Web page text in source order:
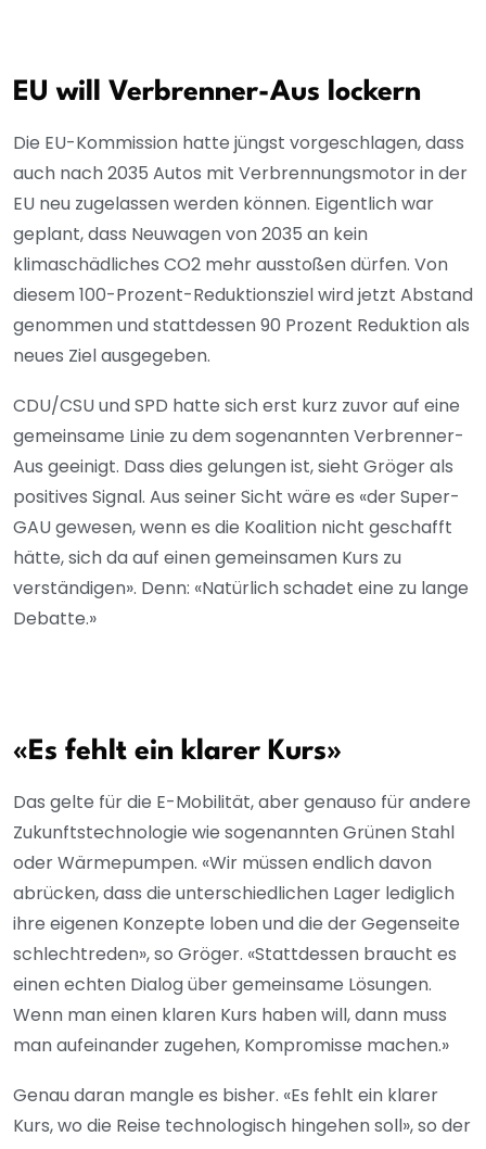
EU will Verbrenner-Aus lockern
Die EU-Kommission hatte jüngst vorgeschlagen, dass
auch nach 2035 Autos mit Verbrennungsmotor in der
EU neu zugelassen werden können. Eigentlich war
geplant, dass Neuwagen von 2035 an kein
klimaschädliches CO2 mehr ausstoßen dürfen. Von
diesem 100-Prozent-Reduktionsziel wird jetzt Abstand
genommen und stattdessen 90 Prozent Reduktion als
neues Ziel ausgegeben.
CDU/CSU und SPD hatte sich erst kurz zuvor auf eine
gemeinsame Linie zu dem sogenannten Verbrenner-
Aus geeinigt. Dass dies gelungen ist, sieht Gröger als
positives Signal. Aus seiner Sicht wäre es «der Super-
GAU gewesen, wenn es die Koalition nicht geschafft
hätte, sich da auf einen gemeinsamen Kurs zu
verständigen». Denn: «Natürlich schadet eine zu lange
Debatte.»
«Es fehlt ein klarer Kurs»
Das gelte für die E-Mobilität, aber genauso für andere
Zukunftstechnologie wie sogenannten Grünen Stahl
oder Wärmepumpen. «Wir müssen endlich davon
abrücken, dass die unterschiedlichen Lager lediglich
ihre eigenen Konzepte loben und die der Gegenseite
schlechtreden», so Gröger. «Stattdessen braucht es
einen echten Dialog über gemeinsame Lösungen.
Wenn man einen klaren Kurs haben will, dann muss
man aufeinander zugehen, Kompromisse machen.»
Genau daran mangle es bisher. «Es fehlt ein klarer
Kurs, wo die Reise technologisch hingehen soll», so der